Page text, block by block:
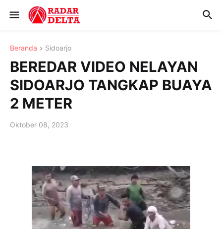
Beranda Sidoarjo
BEREDAR VIDEO NELAYAN
SIDOARJO TANGKAP BUAYA
2 METER
Oktober 08, 2023